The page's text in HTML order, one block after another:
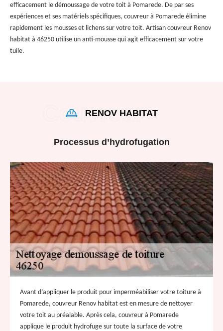
efficacement le démoussage de votre toit à Pomarede. De par ses
expériences et ses matériels spécifiques, couvreur à Pomarede élimine
rapidement les mousses et lichens sur votre toit. Artisan couvreur Renov
habitat à 46250 utilise un anti-mousse qui agit efficacement sur votre
tuile.
RENOV HABITAT
Processus d’hydrofugation
Avant d’appliquer le produit pour imperméabiliser votre toiture à
Pomarede, couvreur Renov habitat est en mesure de nettoyer
votre toit au préalable. Après cela, couvreur à Pomarede
applique le produit hydrofuge sur toute la surface de votre